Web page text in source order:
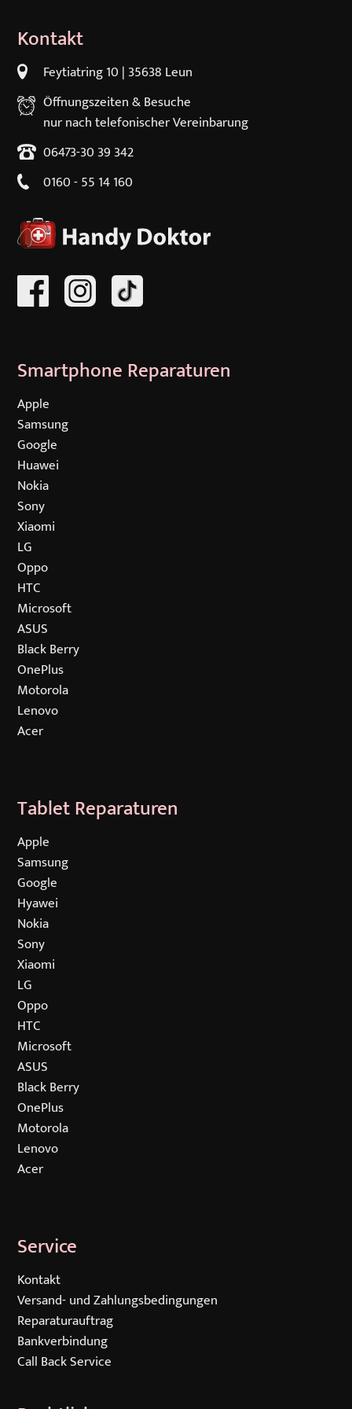
Kontakt
Feytiatring 10 | 35638 Leun
Öffnungszeiten & Besuche
nur nach telefonischer Vereinbarung
06473-30 39 342
0160 - 55 14 160
Smartphone Reparaturen
Navigation
überspringen
Apple
Samsung
Google
Huawei
Nokia
Sony
Xiaomi
LG
Oppo
HTC
Microsoft
ASUS
Black Berry
OnePlus
Motorola
Lenovo
Acer
Tablet Reparaturen
Navigation
überspringen
Apple
Samsung
Google
Hyawei
Nokia
Sony
Xiaomi
LG
Oppo
HTC
Microsoft
ASUS
Black Berry
OnePlus
Motorola
Lenovo
Acer
Service
Navigation
überspringen
Kontakt
Versand- und Zahlungsbedingungen
Reparaturauftrag
Bankverbindung
Call Back Service
iPhone 8
iPhone 7 Plus
iPhone 7
iPhone 6S Plus
iPhone 6S
iPhone 6 Plus
iPhone 6